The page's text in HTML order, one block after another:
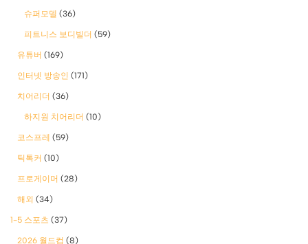
슈퍼모델 (36)
피트니스 보디빌더 (59)
유튜버 (169)
인터넷 방송인 (171)
치어리더 (36)
하지원 치어리더 (10)
코스프레 (59)
틱톡커 (10)
프로게이머 (28)
해외 (34)
1-5 스포츠 (37)
2026 월드컵 (8)